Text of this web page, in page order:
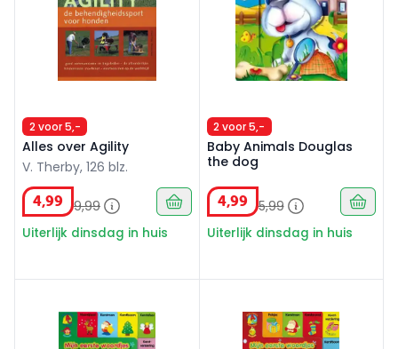
2 voor 5,-
Alles over Agility
V. Therby, 126 blz.
4,99 9,99
Uiterlijk dinsdag in huis
2 voor 5,-
Baby Animals Douglas
the dog
4,99 5,99
Uiterlijk dinsdag in huis